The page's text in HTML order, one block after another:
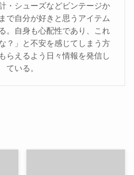
・シューズなどビンテージか
で自分が好きと思うアイテム
。自身も心配性であり、これ
？」と不安を感じてしまう方
らえるよう日々情報を発信し
ている。